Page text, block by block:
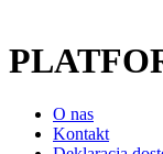
O nas
Kontakt